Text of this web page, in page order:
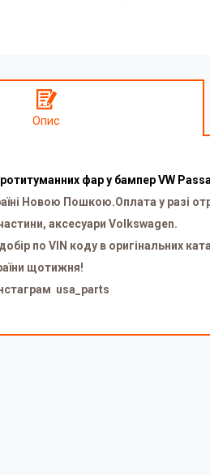
Опис
фар у бампер VW
Новою Пошкою.Оплата у разі
аксесуари Volkswagen.
по VIN коду в оригінальних
щотижня!
usa_parts